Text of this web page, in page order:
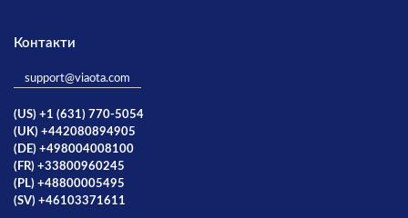
Контакти
support@viaota.com
(US) +1 (631) 770-5054
(UK) +442080894905
(DE) +498004008100
(FR) +33800960245
(PL) +48800005495
(SV) +46103371611